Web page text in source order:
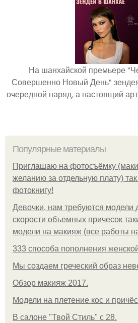
На шанхайской премьере
Совершенно Новый День"
очередной наряд, а настоящий
Популярные материалы
Приглашаю на фотосъёмку
желанию за отдельную плату)
фотокнигу!
Девочки, нам требуются модели
скорости объемных причесок
модели на макияж (все работы
333 способа пополнения
Мы создаем греческий образ
Обзор макияж 2017.
Модели на плетение кос и
В салоне "Твой Стиль" с 28.